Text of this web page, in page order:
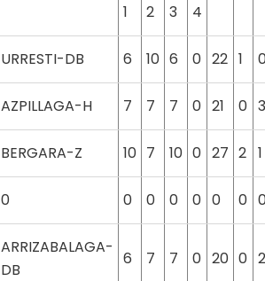
1
2 3 4
URRESTI-DB 6 10 6 0 22 1
AZPILLAGA-H 7 7 7 0 21 0 3
BERGARA-Z 10 7 10 0 27 2 1
0 0 0 0 0 0 0
ARRIZABALAGA-
DB
6 7 7 0 20 0 2